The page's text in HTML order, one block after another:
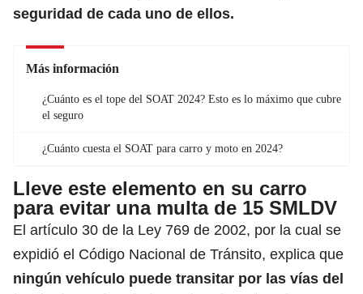
seguridad de cada uno de ellos.
Más información
¿Cuánto es el tope del SOAT 2024? Esto es lo máximo que cubre
el seguro
¿Cuánto cuesta el SOAT para carro y moto en 2024?
Lleve este elemento en su carro
para evitar una multa de 15 SMLDV
El artículo 30 de la Ley 769 de 2002, por la cual se
expidió el Código Nacional de Tránsito, explica que
ningún vehículo puede transitar por las vías del